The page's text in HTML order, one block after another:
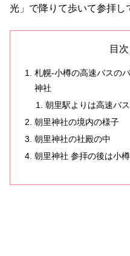
光」で降りて歩いて参拝し
目次
札幌-小樽の高速バスの
神社
朝里駅よりは高速バ
朝里神社の境内の様子
朝里神社の社殿の中
朝里神社 参拝の後は小